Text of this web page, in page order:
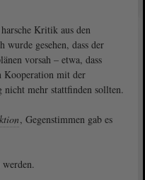
Kritik aus den
wurde gesehen, dass der
vorsah – etwa, dass
Kooperation mit der
mehr stattfinden sollten.
, Gegenstimmen gab es
werden.